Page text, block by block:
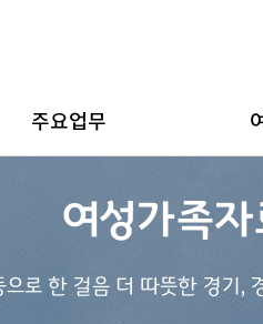
주요업무
여성가족자
으로 한 걸음 더 따뜻한 경기,